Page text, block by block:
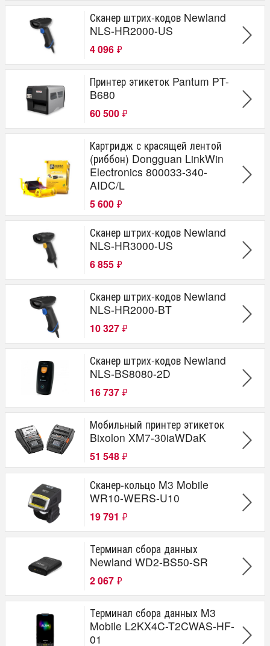
Сканер штрих-кодов Newland
NLS-HR2000-US
4 096 ₽
Принтер этикеток Pantum PT-
B680
60 500 ₽
Картридж с красящей лентой
(риббон) Dongguan LinkWin
Electronics 800033-340-
AIDC/L
5 600 ₽
Сканер штрих-кодов Newland
NLS-HR3000-US
6 855 ₽
Сканер штрих-кодов Newland
NLS-HR2000-BT
10 327 ₽
Сканер штрих-кодов Newland
NLS-BS8080-2D
16 737 ₽
Мобильный принтер этикеток
Bixolon XM7-30iaWDaK
51 548 ₽
Сканер-кольцо M3 Mobile
WR10-WERS-U10
19 791 ₽
Терминал сбора данных
Newland WD2-BS50-SR
2 067 ₽
Терминал сбора данных M3
Mobile L2KX4C-T2CWAS-HF-
01